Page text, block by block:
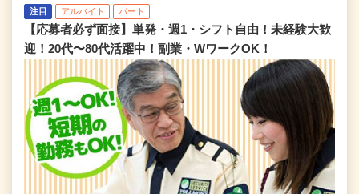
注目 アルバイト パート
【応募者必ず面接】単発・週1・シフト自由！未経験大歓
迎！20代〜80代活躍中！副業・WワークOK！